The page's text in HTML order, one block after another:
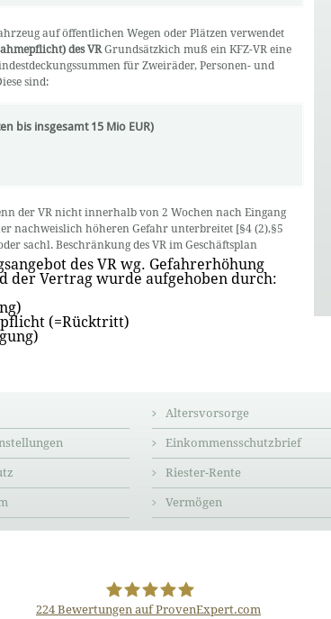
auf öffentlichen Wegen oder Plätzen verwendet
des VRGrundsätzkich muß ein KFZ-VR eine
für Zweiräder, Personen- und
sind:
bis insgesamt 15 Mio EUR)
der VR nicht innerhalb von 2 Wochen nach Eingang
nachweislich höheren Gefahr unterbreitet [§4 (2),§5
sachl. Beschränkung des VR im Geschäftsplan
des VR wg. Gefahrerhöhung
der Vertrag wurde aufgehoben durch:
(=Rücktritt)
Altersvorsorge
Einkommensschutzbrief
Riester-Rente
Vermögen
224 Bewertungen auf ProvenExpert.com